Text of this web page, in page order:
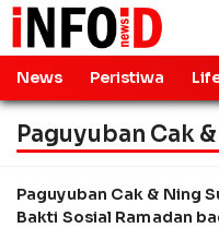
News Peristiwa
Paguyuban Cak
Paguyuban Cak & Ning
Bakti Sosial Ramadan